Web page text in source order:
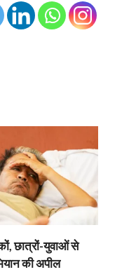
छात्रों-युवाओं से
की अपील